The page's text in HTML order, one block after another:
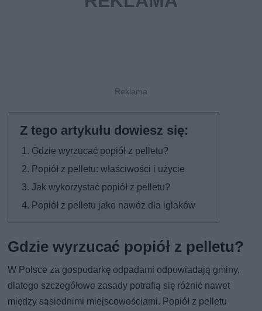
Gdzie wyrzucać popiół z pelletu?
Popiół z pelletu: właściwości i użycie
Jak wykorzystać popiół z pelletu?
Popiół z pelletu jako nawóz dla iglaków
Gdzie wyrzucać popiół z pelletu?
W Polsce za gospodarkę odpadami odpowiadają gminy,
dlatego szczegółowe zasady potrafią się różnić nawet
między sąsiednimi miejscowościami. Popiół z pelletu